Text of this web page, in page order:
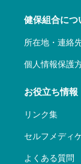
健保組合につ
所在地・連絡
個人情報保護
お役立ち情報
リンク集
セルフメディ
よくある質問